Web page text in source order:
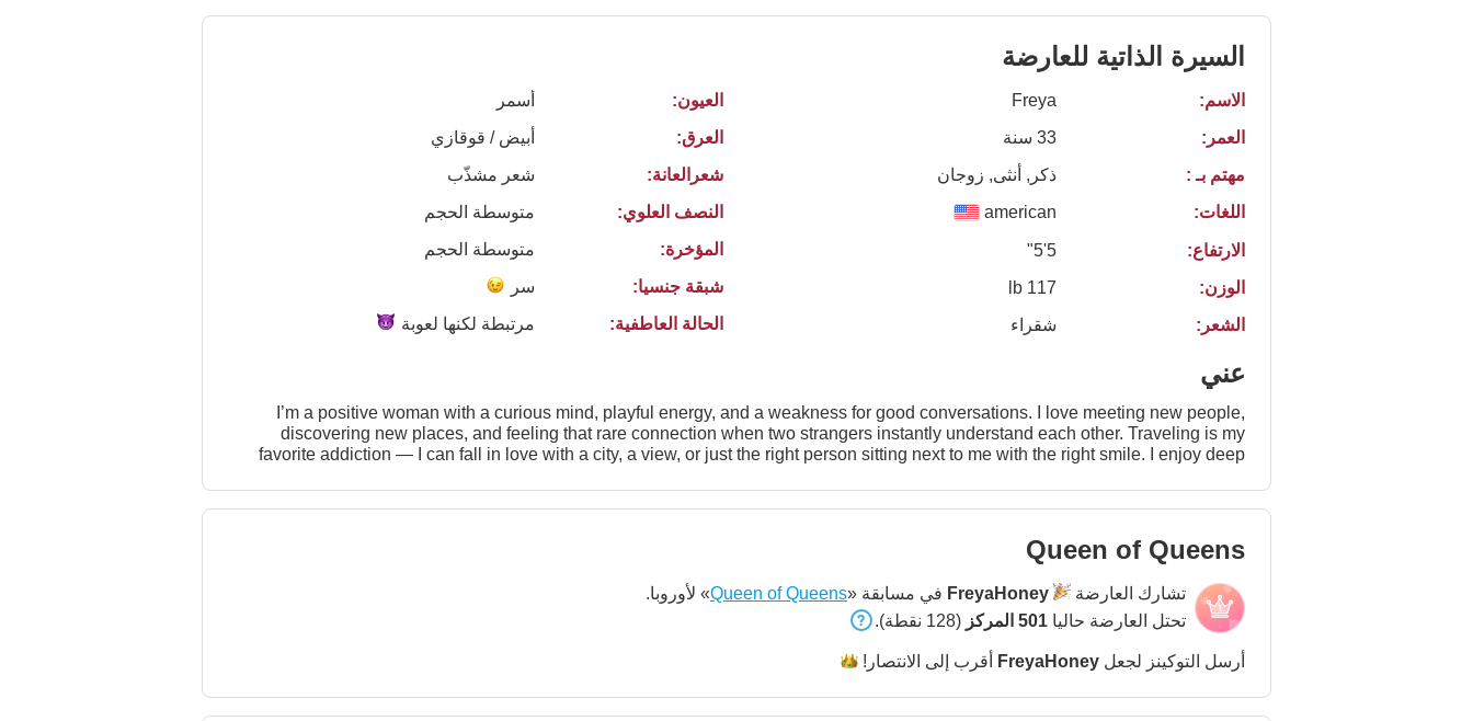
السيرة الذاتية للعارضة
الاسم:
Freya
العمر:
33 سنة
مهتم بـ :
ذكر, أنثى, زوجان
اللغات:
american
الارتفاع:
5'5"
الوزن:
117 lb
الشعر:
شقراء
العيون:
أسمر
العرق:
أبيض / قوقازي
شعرالعانة:
شعر مشذّب
النصف العلوي:
متوسطة الحجم
المؤخرة:
متوسطة الحجم
شبقة جنسيا:
سر
الحالة العاطفية:
مرتبطة لكنها لعوبة
عني
I’m a positive woman with a curious mind, playful energy, and a weakness for good conversations. I love meeting new people,
discovering new places, and feeling that rare connection when two strangers instantly understand each other. Traveling is my
favorite addiction — I can fall in love with a city, a view, or just the right person sitting next to me with the right smile. I enjoy deep
affectionate, adventurous… and sometimes a little hard to resist. I like confident people who can flirt intelligently, make me laugh,
without even touching you. So if you know how to keep a woman intrigued… maybe we’ll get along dangerously well 😉
Queen of Queens
تشارك العارضة FreyaHoney في مسابقة «Queen of Queens» لأوروبا.
تحتل العارضة حاليا 501 المركز (128 نقطة).
أرسل التوكينز لجعل FreyaHoney أقرب إلى الانتصار!